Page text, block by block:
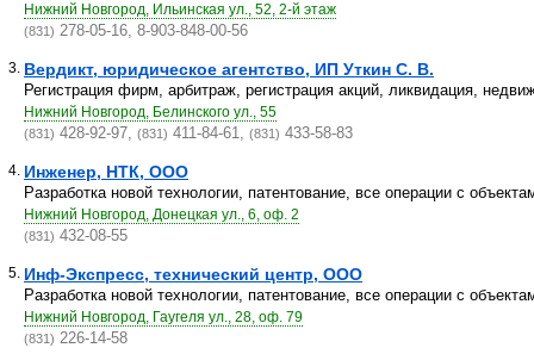
Нижний Новгород, Ильинская ул., 52, 2-й этаж
(831) 278-05-16, 8-903-848-00-56
3. Вердикт, юридическое агентство, ИП Уткин С. В.
Регистрация фирм, арбитраж, регистрация акций, ликвидация,
Нижний Новгород, Белинского ул., 55
(831) 428-92-97, (831) 411-84-61, (831) 433-58-83
4. Инженер, НТК, ООО
Разработка новой технологии, патентование, все операции с
Нижний Новгород, Донецкая ул., 6, оф. 2
(831) 432-08-55
5. Инф-Экспресс, технический центр, ООО
Разработка новой технологии, патентование, все операции с
Нижний Новгород, Гаугеля ул., 28, оф. 79
(831) 226-14-58